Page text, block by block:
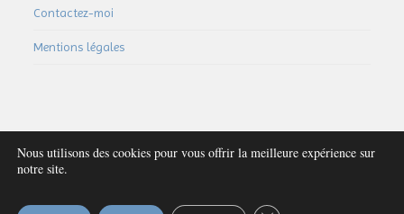
Contactez-moi
Mentions légales
Nous utilisons des cookies pour vous offrir la meilleure expérience sur
notre site.